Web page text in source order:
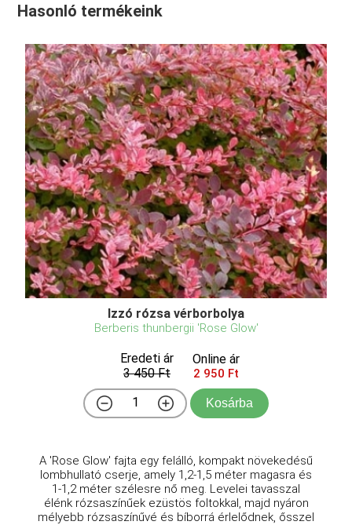
Hasonló termékeink
Izzó rózsa vérborbolya
Berberis thunbergii 'Rose Glow'
Eredeti ár
3 450 Ft
Online ár
2 950 Ft
Kosárba
A 'Rose Glow' fajta egy felálló, kompakt növekedésű
lombhullató cserje, amely 1,2-1,5 méter magasra és
1-1,2 méter szélesre nő meg. Levelei tavasszal
élénk rózsaszínűek ezüstös foltokkal, majd nyáron
mélyebb rózsaszínűvé és bíborrá érlelődnek, ősszel